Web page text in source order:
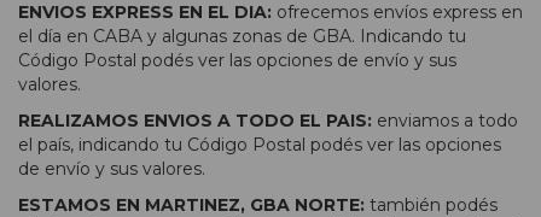
ENVIOS EXPRESS EN EL DIA: ofrecemos envíos express en
el día en CABA y algunas zonas de GBA. Indicando tu
Código Postal podés ver las opciones de envío y sus
valores.
REALIZAMOS ENVIOS A TODO EL PAIS: enviamos a todo
el país, indicando tu Código Postal podés ver las opciones
de envío y sus valores.
ESTAMOS EN MARTINEZ, GBA NORTE: también podés